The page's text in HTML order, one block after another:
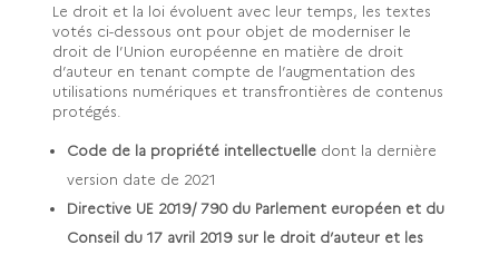
Le droit et la loi évoluent avec leur temps, les textes
votés ci-dessous ont pour objet de moderniser le
droit de l’Union européenne en matière de droit
d’auteur en tenant compte de l’augmentation des
utilisations numériques et transfrontières de contenus
protégés.
Code de la propriété intellectuelle dont la dernière
version date de 2021
Directive UE 2019/ 790 du Parlement européen et du
Conseil du 17 avril 2019 sur le droit d’auteur et les